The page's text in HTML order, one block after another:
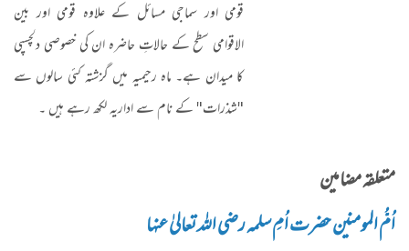
قومی اور سماجی مسائل کے علاوہ قومی اور بین
الاقوامی سطح کے حالاتِ حاضرہ ان کی خصوصی دلچسپی
کا میدان ہے۔ ماہ رحیمیہ میں گزشتہ کئی سالوں سے
"شذرات" کے نام سے اداریہ لکھ رہے ہیں ۔
متعلقہ مضامین
اُمُّ المومنین حضرت اُمِ سلمہ رضی اللہ تعالیٰ عنہا